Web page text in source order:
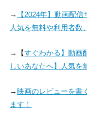
→
【2024年】動画配
人気を無料や利用者数
→【すぐわかる】動画
しいあなたへ】人気を
→映画のレビューを書
ます！